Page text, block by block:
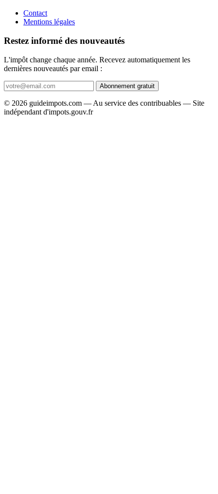
Contact
Mentions légales
Restez informé des nouveautés
L'impôt change chaque année. Recevez automatiquement les
dernières nouveautés par email :
Abonnement gratuit
© 2026 guideimpots.com — Au service des contribuables — Site
indépendant d'impots.gouv.fr